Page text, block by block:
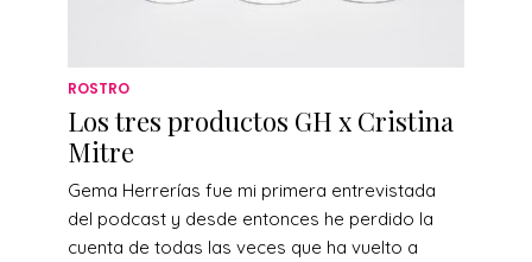
ROSTRO
Los tres productos GH x Cristina
Mitre
Gema Herrerías fue mi primera entrevistada
del podcast y desde entonces he perdido la
cuenta de todas las veces que ha vuelto a